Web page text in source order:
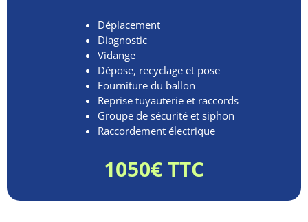
Déplacement
Diagnostic
Vidange
Dépose, recyclage et pose
Fourniture du ballon
Reprise tuyauterie et raccords
Groupe de sécurité et siphon
Raccordement électrique
1050€ TTC